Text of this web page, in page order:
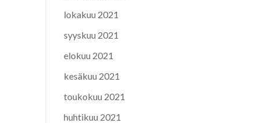
lokakuu 2021
syyskuu 2021
elokuu 2021
kesäkuu 2021
toukokuu 2021
huhtikuu 2021